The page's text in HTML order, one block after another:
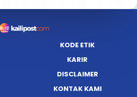
KODE ETIK
KARIR
DISCLAIMER
KONTAK KAMI